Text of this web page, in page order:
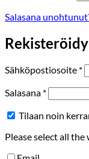
Salasana
Rekisteröidy
Sähköpostiosoite *
Salasana *Vaaditaan
Tilaan noin
Please select all